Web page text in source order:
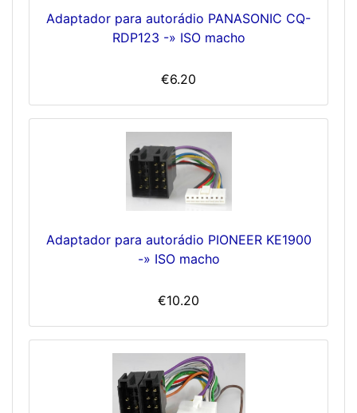
Adaptador para autorádio PANASONIC CQ-
RDP123 -» ISO macho
€6.20
Adaptador para autorádio PIONEER KE1900
-» ISO macho
€10.20